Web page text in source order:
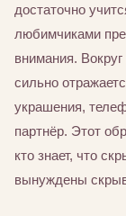
достаточно
любимчиками
внимания.
сильно
украшения,
партнёр. Этот
кто знает, что
вынуждены